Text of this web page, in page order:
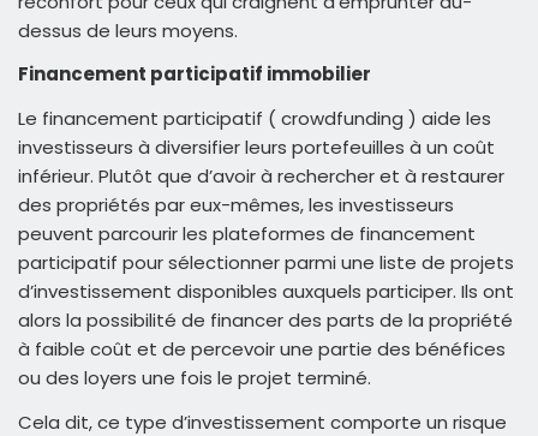
dessus de leurs moyens.
Financement participatif immobilier
Le financement participatif ( crowdfunding ) aide les
investisseurs à diversifier leurs portefeuilles à un coût
inférieur. Plutôt que d’avoir à rechercher et à restaurer
des propriétés par eux-mêmes, les investisseurs
peuvent parcourir les plateformes de financement
participatif pour sélectionner parmi une liste de projets
d’investissement disponibles auxquels participer. Ils ont
alors la possibilité de financer des parts de la propriété
à faible coût et de percevoir une partie des bénéfices
ou des loyers une fois le projet terminé.
Cela dit, ce type d’investissement comporte un risque